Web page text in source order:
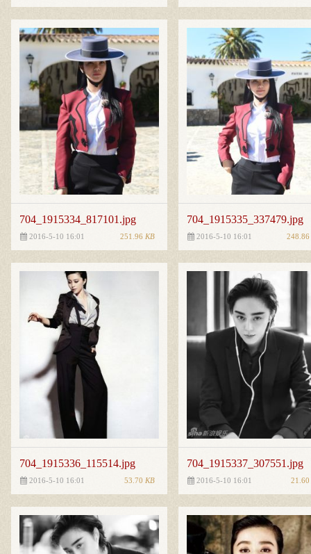
704_1915334_817101.jpg
2016-5-10 16:01 251.96 KB
704_1915335_337479.jpg
2016-5-10 16:01 248.86
704_1915336_115514.jpg
2016-5-10 16:01 53.70 KB
704_1915337_307551.jpg
2016-5-10 16:01 21.60